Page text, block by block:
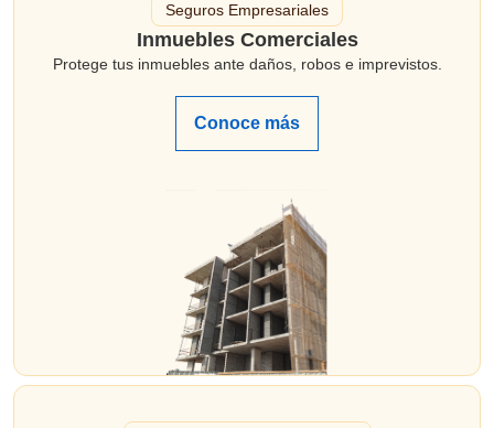
Seguros Empresariales
Inmuebles Comerciales
Protege tus inmuebles ante daños, robos e imprevistos.
Conoce más